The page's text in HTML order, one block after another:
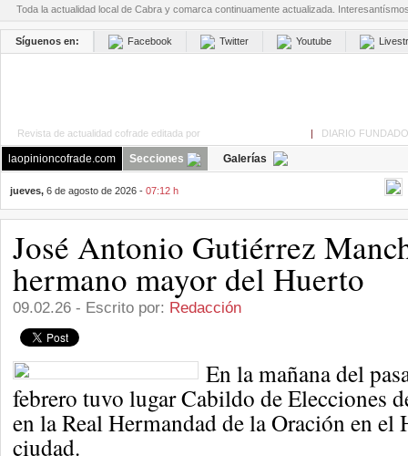
Toda la actualidad local de Cabra y comarca continuamente actualizada.
Síguenos en: Facebook Twitter Youtube
Revista de actualidad cofrade editada por | DIARIO
laopinioncofrade.com Secciones Galerías
jueves, 6 de agosto de 2026 - 07:12 h
José Antonio Gutiérrez
hermano mayor del Huerto
09.02.26 - Escrito por: Redacción
En la mañana del
febrero tuvo lugar Cabildo de Elecciones
en la Real Hermandad de la Oración en el
ciudad.